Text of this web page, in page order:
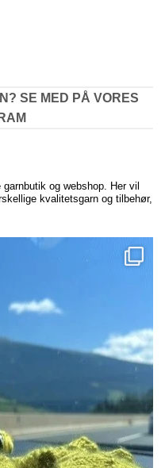
SE MED PÅ VORES
og webshop. Her vil
kvalitetsgarn og tilbehør,